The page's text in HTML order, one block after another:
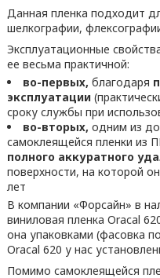
Данная пленка подходит
шелкографии,
Эксплуатационные
ее весьма практичной:
во-первых, благодаря
эксплуатации
сроку службы при
во-вторых, одним из
самоклеящейся пленки из
полного аккуратного
поверхности, на которой
лет
В компании «Форсайн» в
виниловая пленка Oracal
она упаковками (фасовка
Oracal 620 у нас
Помимо самоклеящейся